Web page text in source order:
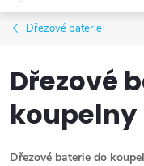
Dřezové baterie
Dřezové
koupelny
Dřezové baterie do